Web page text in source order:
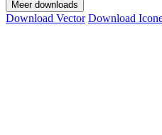
Meer downloads
Download Vector Download